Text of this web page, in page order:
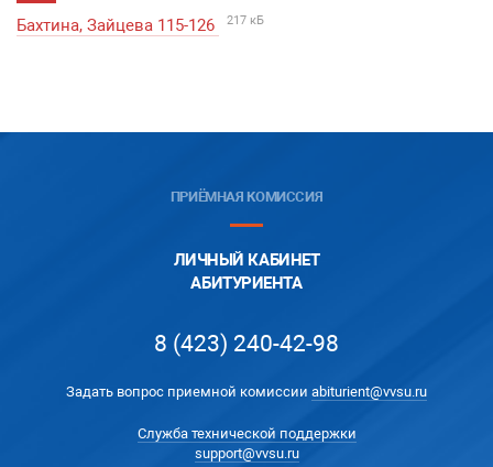
Бахтина, Зайцева 115-126 217 кБ
ПРИЁМНАЯ КОМИССИЯ
ЛИЧНЫЙ КАБИНЕТ
АБИТУРИЕНТА
8 (423) 240-42-98
Задать вопрос приемной комиссии abiturient@vvsu.ru
Служба технической поддержки
support@vvsu.ru